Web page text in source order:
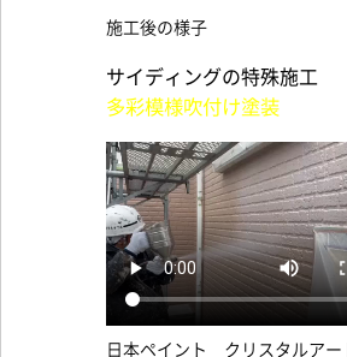
施工後の様子
サイディングの特殊施工
多彩模様吹付け塗装
日本ペイント クリスタルアー